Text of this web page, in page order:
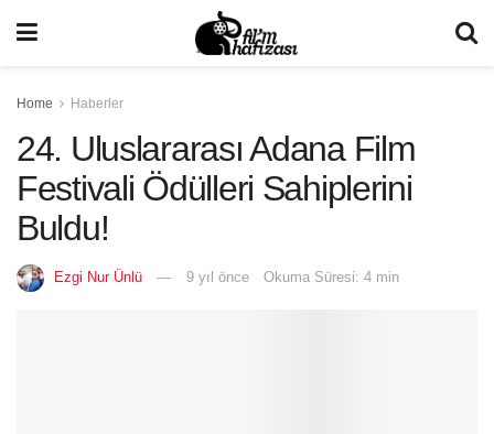
Home Haberler
24. Uluslararası Adana Film
Festivali Ödülleri Sahiplerini
Buldu!
Ezgi Nur Ünlü 9 yıl önce Okuma Süresi: 4 min